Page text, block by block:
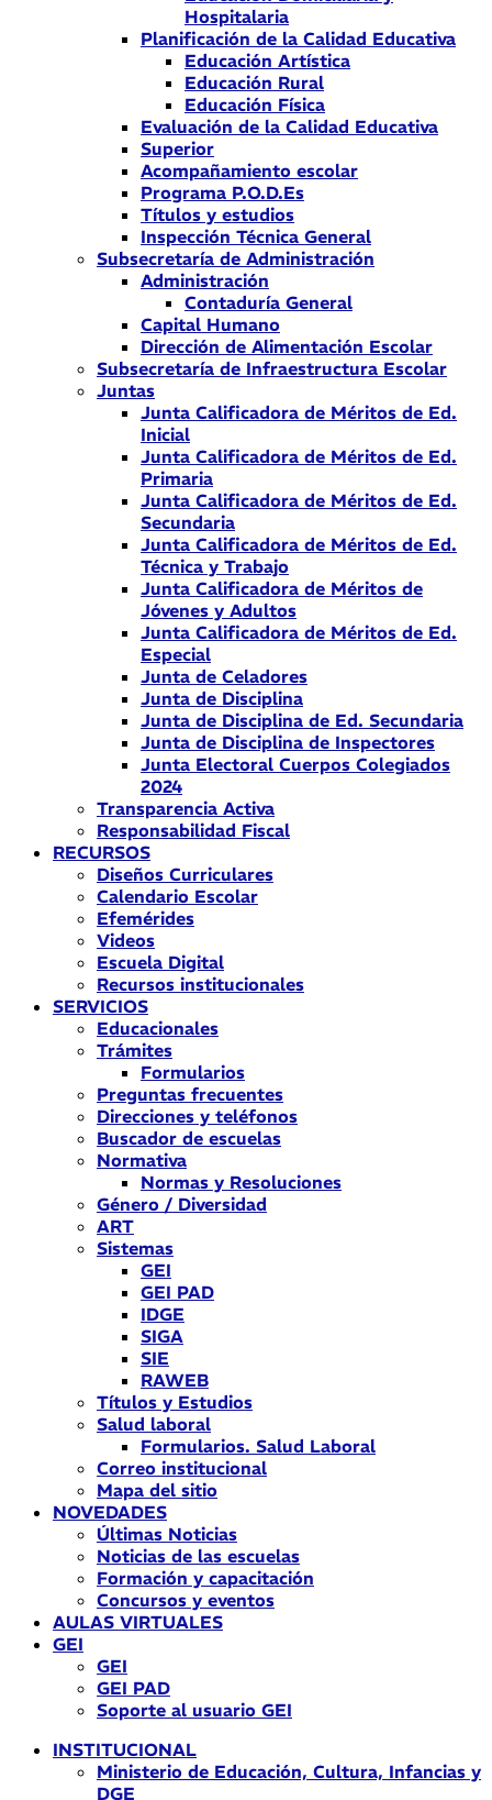
Hospitalaria
Planificación de la Calidad Educativa
Educación Artística
Educación Rural
Educación Física
Evaluación de la Calidad Educativa
Superior
Acompañamiento escolar
Programa P.O.D.Es
Títulos y estudios
Inspección Técnica General
Subsecretaría de Administración
Administración
Contaduría General
Capital Humano
Dirección de Alimentación Escolar
Subsecretaría de Infraestructura Escolar
Juntas
Junta Calificadora de Méritos de Ed.
Inicial
Junta Calificadora de Méritos de Ed.
Primaria
Junta Calificadora de Méritos de Ed.
Secundaria
Junta Calificadora de Méritos de Ed.
Técnica y Trabajo
Junta Calificadora de Méritos de
Jóvenes y Adultos
Junta Calificadora de Méritos de Ed.
Especial
Junta de Celadores
Junta de Disciplina
Junta de Disciplina de Ed. Secundaria
Junta de Disciplina de Inspectores
Junta Electoral Cuerpos Colegiados
2024
Transparencia Activa
Responsabilidad Fiscal
RECURSOS
Diseños Curriculares
Calendario Escolar
Efemérides
Videos
Escuela Digital
Recursos institucionales
SERVICIOS
Educacionales
Trámites
Formularios
Preguntas frecuentes
Direcciones y teléfonos
Buscador de escuelas
Normativa
Normas y Resoluciones
Género / Diversidad
ART
Sistemas
GEI
GEI PAD
IDGE
SIGA
SIE
RAWEB
Títulos y Estudios
Salud laboral
Formularios. Salud Laboral
Correo institucional
Mapa del sitio
NOVEDADES
Últimas Noticias
Noticias de las escuelas
Formación y capacitación
Concursos y eventos
AULAS VIRTUALES
GEI
GEI
GEI PAD
Soporte al usuario GEI
INSTITUCIONAL
Ministerio de Educación, Cultura, Infancias y
DGE